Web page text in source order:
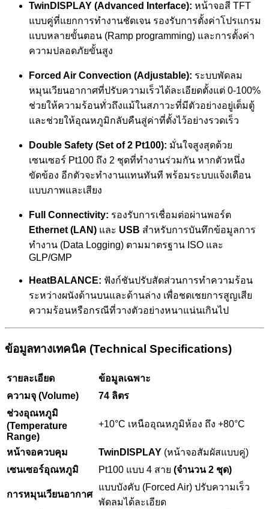
TwinDISPLAY (Advanced Interface): หน้าจอสี TFT
แบบคู่ที่แยกการทำงานชัดเจน รองรับการตั้งค่าโปรแกรม
แบบหลายขั้นตอน (Ramp programming) และการตั้งค่า
ความปลอดภัยขั้นสูง
Forced Air Convection (Adjustable): ระบบพัดลม
หมุนเวียนอากาศที่ปรับความเร็วได้ละเอียดตั้งแต่ 0-100%
ช่วยให้ความร้อนทั่วถึงแม้ในสภาวะที่มีตัวอย่างอยู่เต็มตู้
และช่วยให้อุณหภูมิกลับคืนสู่ค่าที่ตั้งไว้อย่างรวดเร็ว
Double Safety (Set of 2 Pt100): มั่นใจสูงสุดด้วย
เซนเซอร์ Pt100 ถึง 2 ชุดที่ทำงานร่วมกัน หากตัวหนึ่ง
ขัดข้อง อีกตัวจะทำงานแทนทันที พร้อมระบบแจ้งเตือน
แบบภาพและเสียง
Full Connectivity: รองรับการเชื่อมต่อผ่านพอร์ต
Ethernet (LAN) และ USB สำหรับการบันทึกข้อมูลการ
ทำงาน (Data Logging) ตามมาตรฐาน ISO และ
GLP/GMP
HeatBALANCE: ฟังก์ชันปรับสัดส่วนการทำความร้อน
ระหว่างผนังด้านบนและด้านล่าง เพื่อชดเชยการสูญเสีย
ความร้อนหรือกรณีที่วางตัวอย่างหนาแน่นเกินไป
ข้อมูลทางเทคนิค (Technical Specifications)
รายละเอียด
ข้อมูลเฉพาะ
ความจุ (Volume)
74 ลิตร
ช่วงอุณหภูมิ
(Temperature
Range)
+10°C เหนืออุณหภูมิห้อง ถึง +80°C
หน้าจอควบคุม TwinDISPLAY (หน้าจอสัมผัสแบบคู่)
เซนเซอร์อุณหภูมิ
Pt100 แบบ 4 สาย (จำนวน 2 ชุด)
การหมุนเวียนอากาศ
แบบบังคับ (Forced Air) ปรับความเร็ว
พัดลมได้ละเอียด